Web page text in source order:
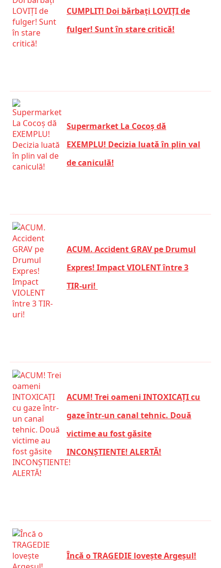
CUMPLIT! Doi bărbați LOVIȚI de
fulger! Sunt în stare critică!
Supermarket La Cocoș dă
EXEMPLU! Decizia luată în plin val
de caniculă!
ACUM. Accident GRAV pe Drumul
Expres! Impact VIOLENT între 3
TIR-uri!
ACUM! Trei oameni INTOXICAȚI cu
gaze într-un canal tehnic. Două
victime au fost găsite
INCONȘTIENTE! ALERTĂ!
Încă o TRAGEDIE lovește Argeșul!